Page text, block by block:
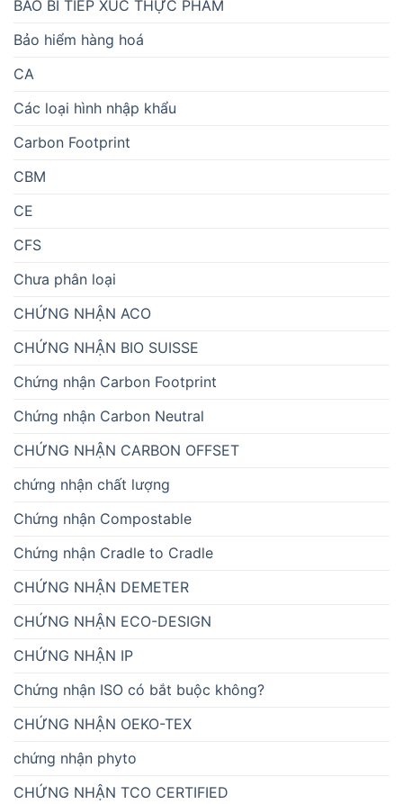
BAO BÌ TIẾP XÚC THỰC PHẨM
Bảo hiểm hàng hoá
CA
Các loại hình nhập khẩu
Carbon Footprint
CBM
CE
CFS
Chưa phân loại
CHỨNG NHẬN ACO
CHỨNG NHẬN BIO SUISSE
Chứng nhận Carbon Footprint
Chứng nhận Carbon Neutral
CHỨNG NHẬN CARBON OFFSET
chứng nhận chất lượng
Chứng nhận Compostable
Chứng nhận Cradle to Cradle
CHỨNG NHẬN DEMETER
CHỨNG NHẬN ECO-DESIGN
CHỨNG NHẬN IP
Chứng nhận ISO có bắt buộc không?
CHỨNG NHẬN OEKO-TEX
chứng nhận phyto
CHỨNG NHẬN TCO CERTIFIED